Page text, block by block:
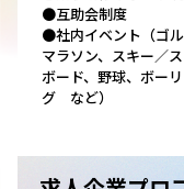
●互助会制度
●社内イベント（ゴル
マラソン、スキー／
ボード、野球、ボー
グ など）